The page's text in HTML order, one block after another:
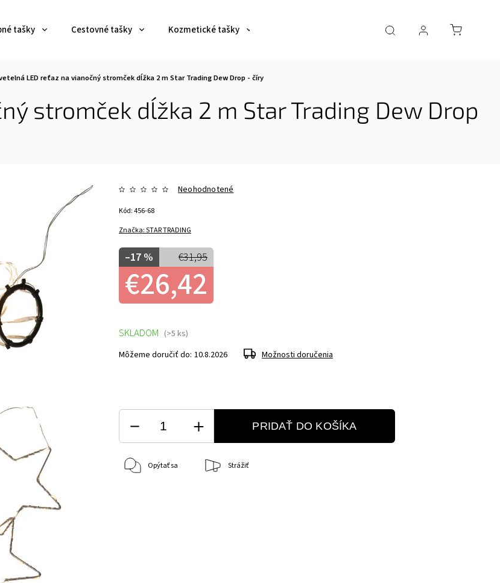
tašky Cestovné tašky Kozmetické tašky Dáždniky a poncha Pre deti
LED reťaz na vianočný stromček dĺžka 2 m Star Trading Dew Drop - číry
stromček dĺžka 2 m Star Trading Dew Drop
Značka:STAR TRADING
Neohodnotené
€31,95
–17 %
€26,42
Kód:456-68
SKLADOM (>5 ks)
Môžeme doručiť do: 10.8.2026 Možnosti doručenia
PRIDAŤ DO KOŠÍKA
Opýtať sa Strážiť